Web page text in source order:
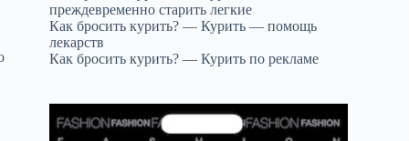
преждевременно старить легкие
Как бросить курить? — Курить — помощь
лекарств
Как бросить курить? — Курить по рекламе